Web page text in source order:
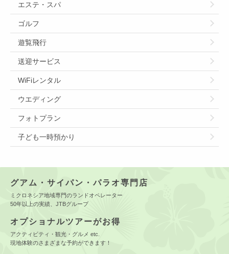
エステ・スパ
ゴルフ
遊覧飛行
送迎サービス
WiFiレンタル
ウエディング
フォトプラン
子ども一時預かり
グアム・サイパン・パラオ専門店
ミクロネシア地域専門のランドオペレーター
50年以上の実績、JTBグループ
オプショナルツアーがお得
アクティビティ・観光・グルメ etc.
現地体験のさまざまな予約ができます！